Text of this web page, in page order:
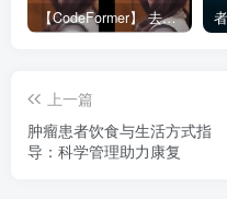
【CodeFormer】 去马赛克神器
上一篇
肿瘤患者饮食与生活方式指
导：科学管理助力康复